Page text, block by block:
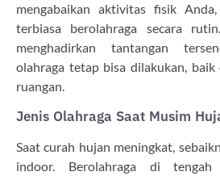
mengabaikan aktivitas fisik
terbiasa berolahraga secara
menghadirkan tantangan
olahraga tetap bisa dilakukan,
ruangan.
Jenis Olahraga Saat Musim
Saat curah hujan meningkat,
indoor. Berolahraga di